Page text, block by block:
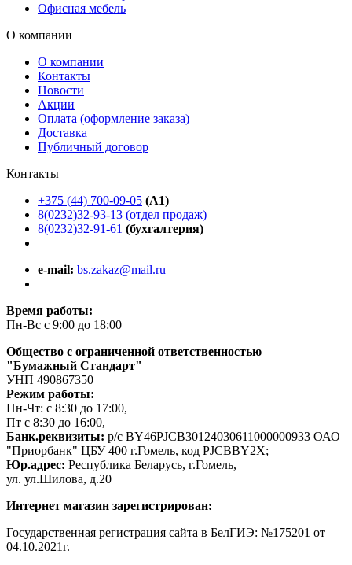
Офисная мебель
О компании
О компании
Контакты
Новости
Акции
Оплата (оформление заказа)
Доставка
Публичный договор
Контакты
+375 (44) 700-09-05 (A1)
8(0232)32-93-13 (отдел продаж)
8(0232)32-91-61 (бухгалтерия)
e-mail: bs.zakaz@mail.ru
Время работы:
Пн-Вс с 9:00 до 18:00
Общество с ограниченной ответственностью
"Бумажный Стандарт"
УНП 490867350
Режим работы:
Пн-Чт: с 8:30 до 17:00,
Пт с 8:30 до 16:00,
Банк.реквизиты: р/с BY46PJCB30124030611000000933 ОАО
"Приорбанк" ЦБУ 400 г.Гомель, код PJCBBY2X;
Юр.адрес: Республика Беларусь, г.Гомель,
ул. ул.Шилова, д.20
Интернет магазин зарегистрирован:
Государственная регистрация сайта в БелГИЭ: №175201 от
04.10.2021г.